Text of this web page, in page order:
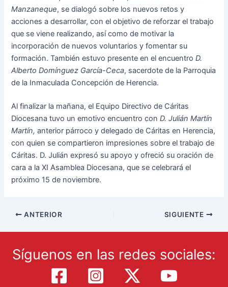
Manzaneque, se dialogó sobre los nuevos retos y
acciones a desarrollar, con el objetivo de reforzar el trabajo
que se viene realizando, así como de motivar la
incorporación de nuevos voluntarios y fomentar su
formación. También estuvo presente en el encuentroD.
Alberto Domínguez García-Ceca, sacerdote de la Parroquia
de la Inmaculada Concepción de Herencia.
Al finalizar la mañana, el Equipo Directivo de Cáritas
Diocesana tuvo un emotivo encuentro conD. Julián Martín
Martín, anterior párroco y delegado de Cáritas en Herencia,
con quien se compartieron impresiones sobre el trabajo de
Cáritas. D. Julián expresó su apoyo y ofreció su oración de
cara a la XI Asamblea Diocesana, que se celebrará el
próximo 15 de noviembre.
ANTERIOR SIGUIENTE
Síguenos en las redes sociales: